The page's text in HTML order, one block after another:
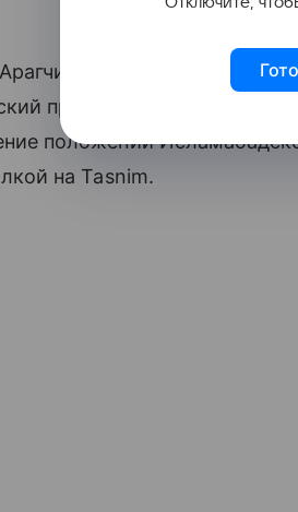
заявил, что
пролив зависит, в том
положений
на Tasnim.